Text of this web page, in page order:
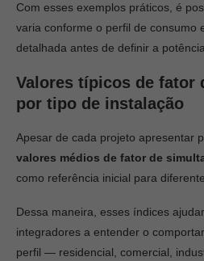
Com esses exemplos práticos, é
varia conforme o perfil de consumo
detalhada antes de definir a
Valores típicos de fator
por tipo de instalação
Apesar de cada projeto apresentar
valores médios de fator de
como referência inicial para
Dessa maneira, esses índices
integradores a entender o
perfil — residencial, comercial,